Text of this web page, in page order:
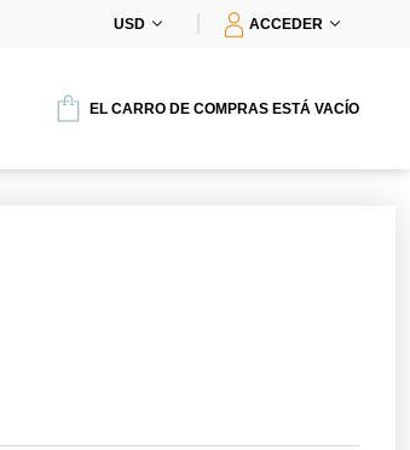
USD ACCEDER
EL CARRO DE COMPRAS ESTÁ VACÍO